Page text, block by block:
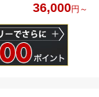
36,000円～